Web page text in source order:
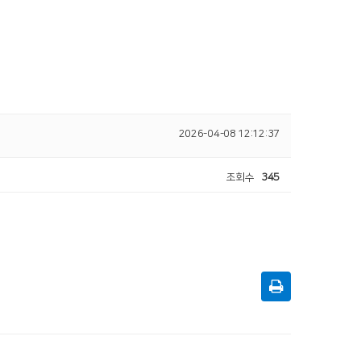
2026-04-08 12:12:37
조회수 345